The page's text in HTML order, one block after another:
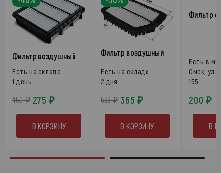
Фильтр воздушный
Есть на складе
1 день
459 ₽ 275 ₽
В КОРЗИНУ
Фильтр воздушный
Есть на складе
2 дня
522 ₽ 365 ₽
В КОРЗИНУ
Фильтр
Есть в
Омск, ул.
155
200 ₽
В